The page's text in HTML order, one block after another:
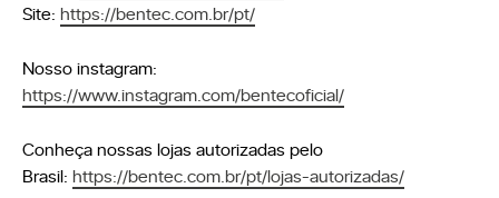
Site: https://bentec.com.br/pt/
Nosso instagram:
https://www.instagram.com/bentecoficial/
Conheça nossas lojas autorizadas pelo
Brasil: https://bentec.com.br/pt/lojas-autorizadas/